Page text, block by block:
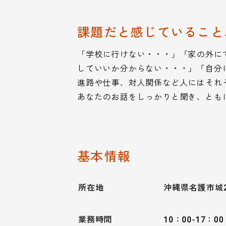
課題だと感じているこ
「学校に行けない・・・」「家の外
していいか分からない・・・」「自分
進路や仕事、対人関係など人にはそ
あなたのお話をしっかりと聞き、とも
基本情報
所在地 沖縄県名護市
業務時間 10：00-17：00